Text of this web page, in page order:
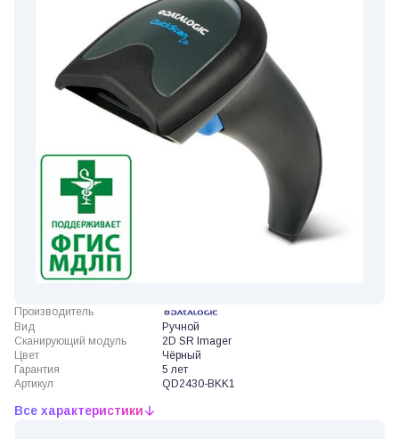
Производитель
Вид
Ручной
Сканирующий модуль
2D SR Imager
Цвет
Чёрный
Гарантия
5 лет
Артикул
QD2430-BKK1
Все характеристики